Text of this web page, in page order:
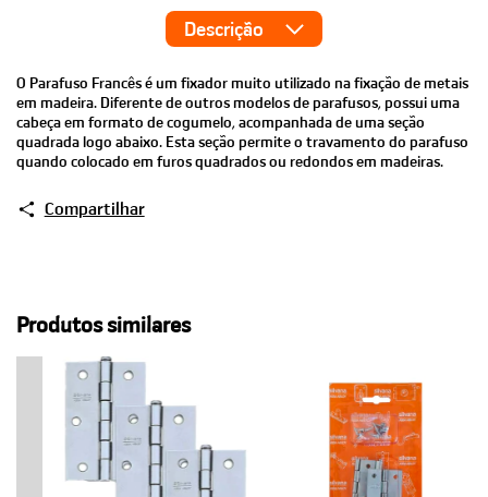
Descrição
O Parafuso Francês é um fixador muito utilizado na fixação de metais
em madeira. Diferente de outros modelos de parafusos, possui uma
cabeça em formato de cogumelo, acompanhada de uma seção
quadrada logo abaixo. Esta seção permite o travamento do parafuso
quando colocado em furos quadrados ou redondos em madeiras.
Compartilhar
Produtos similares